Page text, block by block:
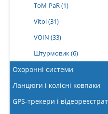
ToM-PaR(1)
Vitol(31)
VOIN (33)
Штурмовик(6)
Охоронні системи
Ланцюги і колісні ковпаки
GPS-трекери і